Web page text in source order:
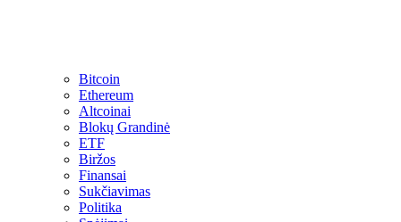
Bitcoin
Ethereum
Altcoinai
Blokų Grandinė
ETF
Biržos
Finansai
Sukčiavimas
Politika